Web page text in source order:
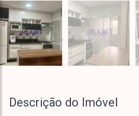
Descrição do Imóvel